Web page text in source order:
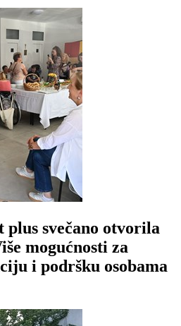
plus svečano otvorila
mogućnosti za
i podršku osobama